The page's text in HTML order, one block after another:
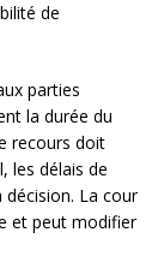
de
parties
la durée du
recours doit
les délais de
La cour
et peut modifier